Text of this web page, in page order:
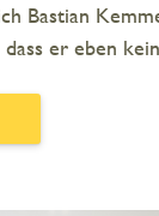
Bastian
er eben